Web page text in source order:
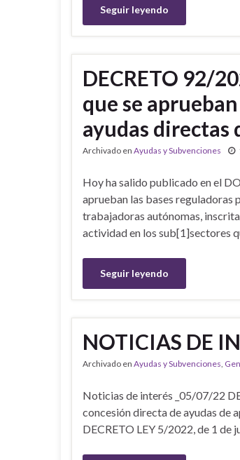
Seguir leyendo
DECRETO 92/
que se
ayudas directas
Archivado en Ayudas y Subvenciones
Hoy ha salido publicado en el
aprueban las bases reguladoras
trabajadoras autónomas,
actividad en los sub[1]sectores
Seguir leyendo
NOTICIAS DE
Archivado en Ayudas y Subvenciones,
Noticias de interés _05/07/22
concesión directa de ayudas de
DECRETO LEY 5/2022, de 1 de